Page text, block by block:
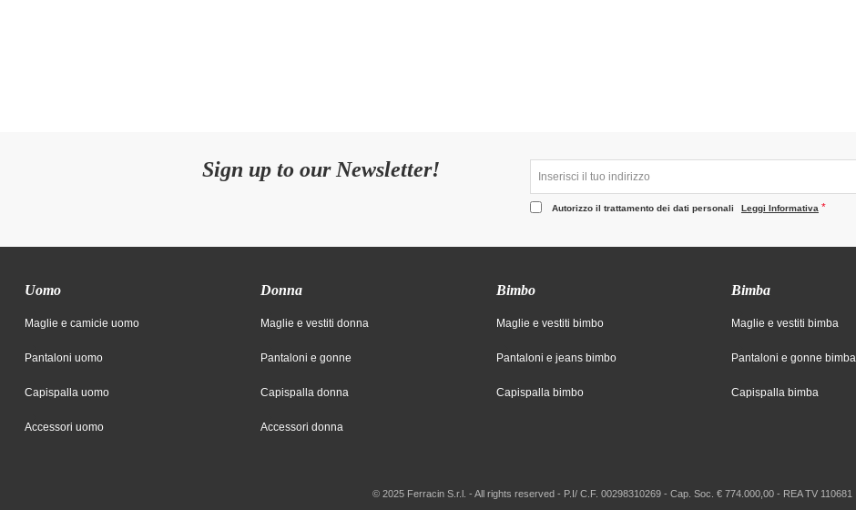
Sign up to our Newsletter!
Autorizzo il trattamento dei dati personali Leggi Informativa
Uomo
Maglie e camicie uomo
Pantaloni uomo
Capispalla uomo
Accessori uomo
Donna
Maglie e vestiti donna
Pantaloni e gonne
Capispalla donna
Accessori donna
Bimbo
Maglie e vestiti bimbo
Pantaloni e jeans bimbo
Capispalla bimbo
Bimba
Maglie e vestiti bimba
Pantaloni e gonne bimba
Capispalla bimba
© 2025 Ferracin S.r.l. - All rights reserved - P.I/ C.F. 00298310269 - Cap. Soc. € 774.000,00 - REA TV 110681